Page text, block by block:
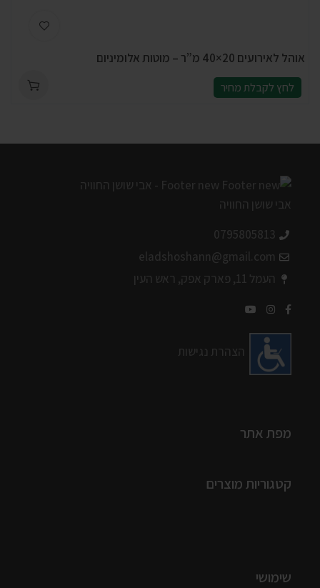
אוהל לאירועים 20×40 מ”ר – מוטות אלומיניום
לחץ לקבלת מחיר
0795805813
eladshoshann@gmail.com
העמל 11, פארק אפק, ראש העין
הצהרת נגישות
מפת אתר
קטגוריות מוצרים
שימושי